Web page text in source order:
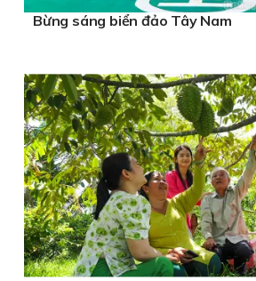
Bừng sáng biển đảo Tây Nam